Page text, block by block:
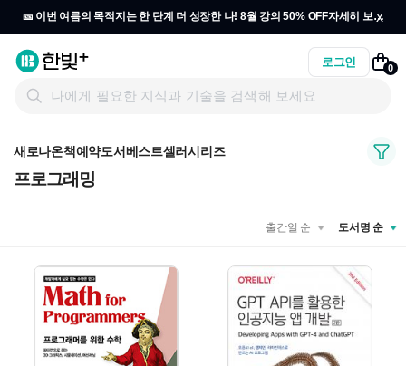
🎫 이번 여름의 목적지는 한 단계 더 성장한 나! 8월 강의 50% OFF자세히 보기
x
로그인 0
새로나온책예약도서베스트셀러시리즈
프로그래밍
도서명 순
출간일 순